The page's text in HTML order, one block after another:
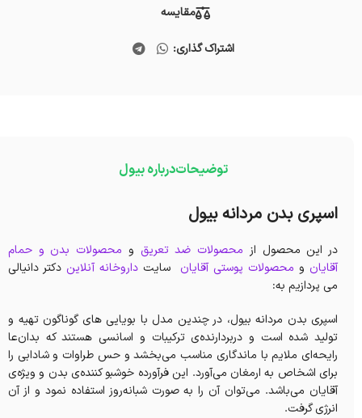
مقایسه
اشتراک گذاری:
توضیحاتدرباره بیول
اسپری بدن مردانه بیول
در این محصول از محصولات ضد تعریق و محصولات بدن و حمام
آقایان و محصولات پوستی آقایان سایت داروخانه آنلاین دکتر دانیالی
می پردازیم به:
اسپری بدن مردانه بیول، در چندین مدل با بویایی های گوناگون تهیه و
تولید شده است و دربردارنده‌ی ترکیبات و اسانسی هستند که بدان‌عا
رایحه‌ای ملایم با ماندگاری مناسب می‌بخشد‌ و حس طراوات و شادابی را
برای اشخاص به ارمغان می‌آورد‌. این فرآورده خوشبو کننده‌ی بدن و ویژه‌ی
آقایان می‌باشد. می‌توان آن را به صورت شبانه‌روز استفاده نمود و از آن
انرژی گرفت.